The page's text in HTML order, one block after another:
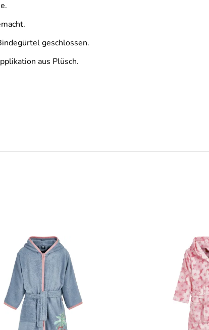
geschlossen.
aus Plüsch.